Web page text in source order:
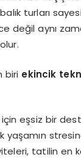
turları
değil aynı
biri ekincik
eşsiz bir
tatilin en